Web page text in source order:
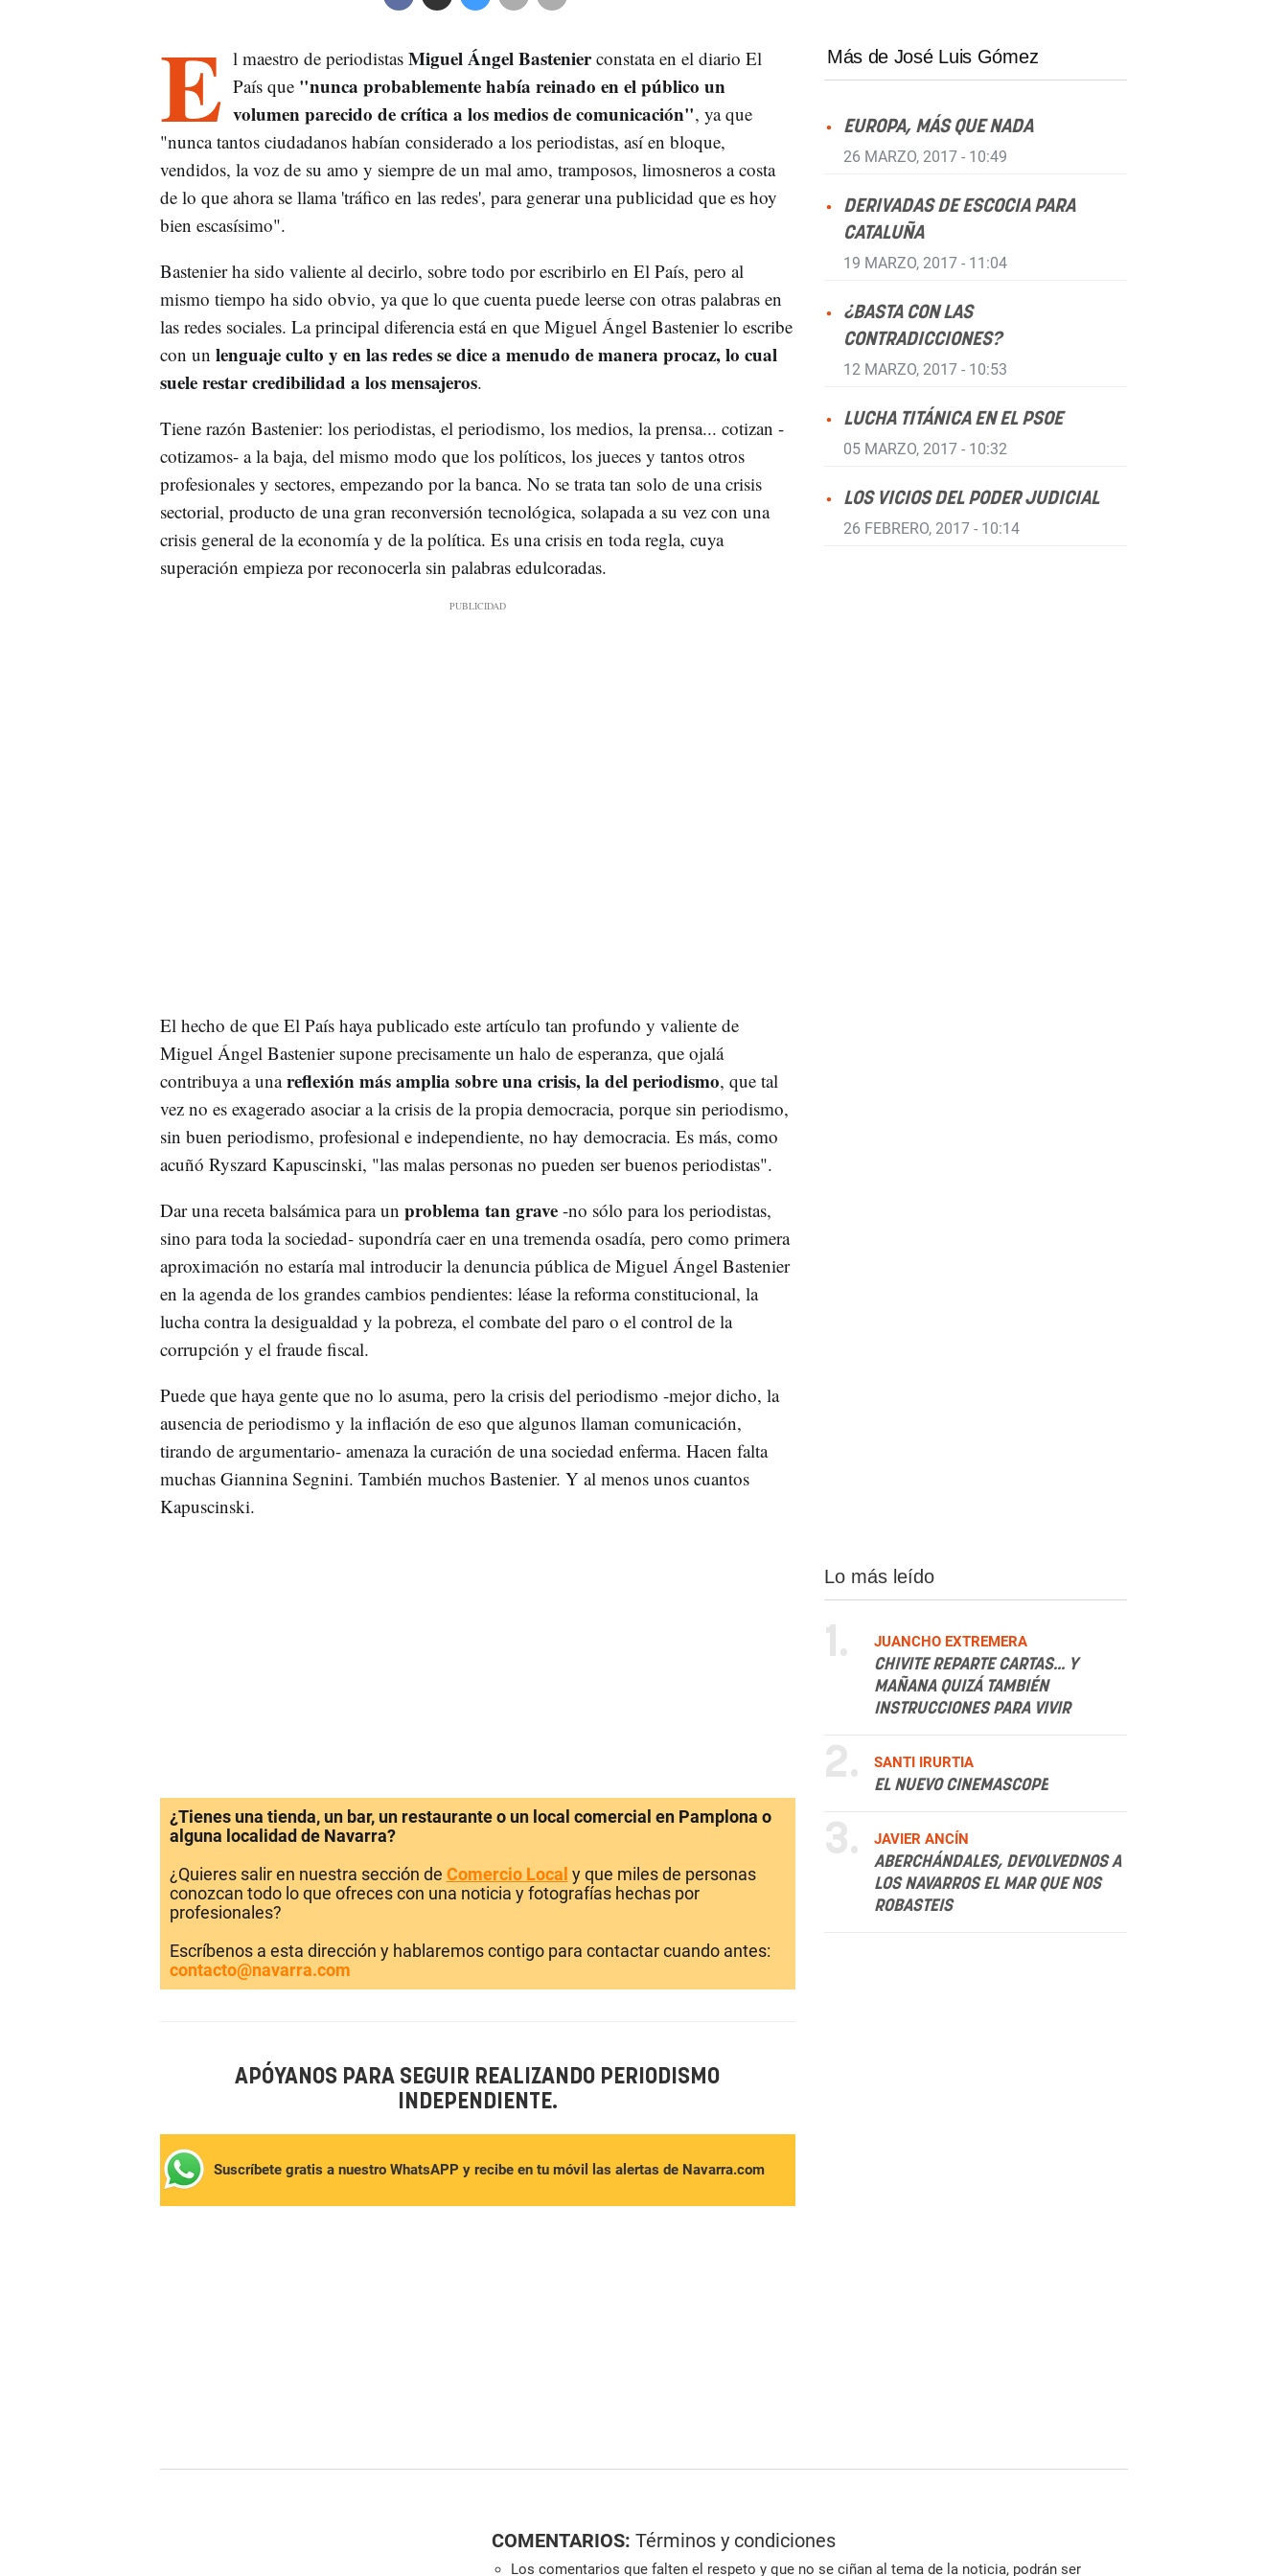
E l maestro de periodistas Miguel Ángel Bastenierconstata en el diario El
País que "nunca probablemente había reinado en el público un
volumen parecido de crítica a los medios de comunicación", ya que
"nunca tantos ciudadanos habían considerado a los periodistas, así en bloque,
vendidos, la voz de su amo y siempre de un mal amo, tramposos, limosneros a costa
de lo que ahora se llama 'tráfico en las redes', para generar una publicidad que es hoy
bien escasísimo".
Bastenier ha sido valiente al decirlo, sobre todo por escribirlo en El País, pero al
mismo tiempo ha sido obvio, ya que lo que cuenta puede leerse con otras palabras en
las redes sociales. La principal diferencia está en que Miguel Ángel Bastenier lo escribe
con un lenguaje culto y en las redes se dice a menudo de manera procaz, lo cual
suele restar credibilidad a los mensajeros.
Tiene razón Bastenier: los periodistas, el periodismo, los medios, la prensa... cotizan -
cotizamos- a la baja, del mismo modo que los políticos, los jueces y tantos otros
profesionales y sectores, empezando por la banca. No se trata tan solo de una crisis
sectorial, producto de una gran reconversión tecnológica, solapada a su vez con una
crisis general de la economía y de la política. Es una crisis en toda regla, cuya
superación empieza por reconocerla sin palabras edulcoradas.
El hecho de que El País haya publicado este artículo tan profundo y valiente de
Miguel Ángel Bastenier supone precisamente un halo de esperanza, que ojalá
contribuya a unareflexión más amplia sobre una crisis, la del periodismo, que tal
vez no es exagerado asociar a la crisis de la propia democracia, porque sin periodismo,
sin buen periodismo, profesional e independiente, no hay democracia. Es más, como
acuñó Ryszard Kapuscinski, "las malas personas no pueden ser buenos periodistas".
Dar una receta balsámica para un problema tan grave-no sólo para los periodistas,
sino para toda la sociedad- supondría caer en una tremenda osadía, pero como primera
aproximación no estaría mal introducir la denuncia pública de Miguel Ángel Bastenier
en la agenda de los grandes cambios pendientes: léase la reforma constitucional, la
lucha contra la desigualdad y la pobreza, el combate del paro o el control de la
corrupción y el fraude fiscal.
Puede que haya gente que no lo asuma, pero la crisis del periodismo -mejor dicho, la
ausencia de periodismo y la inflación de eso que algunos llaman comunicación,
tirando de argumentario- amenaza la curación de una sociedad enferma. Hacen falta
muchas Giannina Segnini. También muchos Bastenier. Y al menos unos cuantos
Kapuscinski.
Más de José Luis Gómez
EUROPA, MÁS QUE NADA
26 MARZO, 2017 - 10:49
DERIVADAS DE ESCOCIA PARA
CATALUÑA
19 MARZO, 2017 - 11:04
¿BASTA CON LAS
CONTRADICCIONES?
12 MARZO, 2017 - 10:53
LUCHA TITÁNICA EN EL PSOE
05 MARZO, 2017 - 10:32
LOS VICIOS DEL PODER JUDICIAL
26 FEBRERO, 2017 - 10:14
¿Tienes una tienda, un bar, un restaurante o un local comercial en Pamplona o
alguna localidad de Navarra?
¿Quieres salir en nuestra sección de Comercio Local y que miles de personas
conozcan todo lo que ofreces con una noticia y fotografías hechas por
profesionales?
Escríbenos a esta dirección y hablaremos contigo para contactar cuando antes:
contacto@navarra.com
APÓYANOS PARA SEGUIR REALIZANDO PERIODISMO
INDEPENDIENTE.
Suscríbete gratis a nuestro WhatsAPP y recibe en tu móvil las alertas de Navarra.com
Lo más leído
1.
JUANCHO EXTREMERA
CHIVITE REPARTE CARTAS... Y
MAÑANA QUIZÁ TAMBIÉN
INSTRUCCIONES PARA VIVIR
2.
SANTI IRURTIA
EL NUEVO CINEMASCOPE
3.
JAVIER ANCÍN
ABERCHÁNDALES, DEVOLVEDNOS A
LOS NAVARROS EL MAR QUE NOS
ROBASTEIS
COMENTARIOS:Términos y condiciones
Los comentarios que falten el respeto y que no se ciñan al tema de la noticia, podrán ser